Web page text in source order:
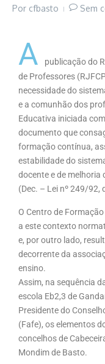
Por cfbasto Sem
A
publicação do
de Professores
necessidade do
e a comunhão dos
Educativa iniciada
documento que
formação contínua,
estabilidade do
docente e de melhoria
(Dec. – Lei nº 249/92,
O Centro de
a este contexto
e, por outro lado,
decorrente da
ensino.
Assim, na sequência
escola Eb2,3 de
Presidente do
(Fafe), os elementos
concelhos de
Mondim de Basto.